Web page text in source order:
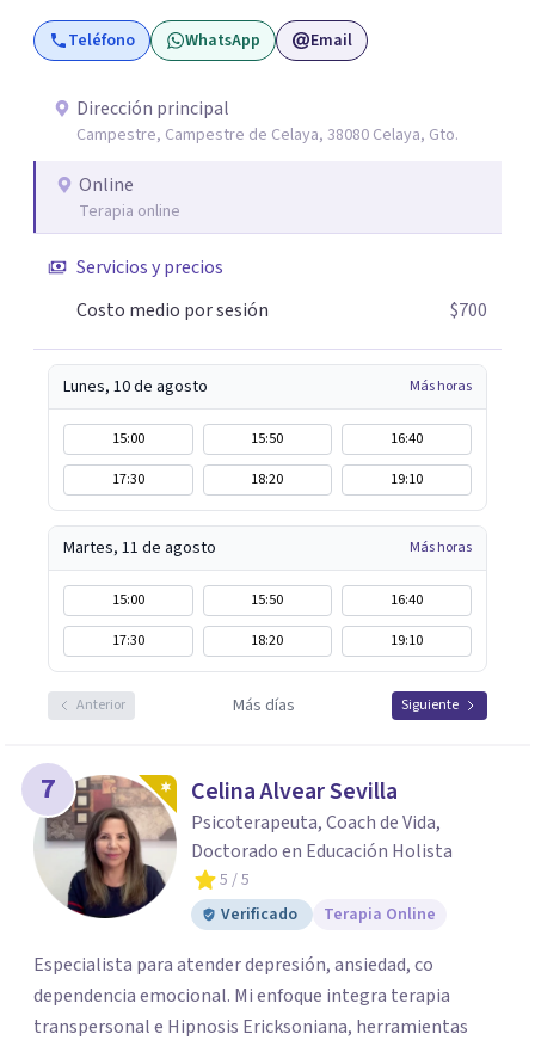
formación y actualización para brindar el
acompañamiento más efectivo a cada persona. Ofrezco
alimentación consciente, adaptado a las necesidades de
cada paciente y su familia. Atiendo de forma online.
Puedes reservar tu primera sesión directamente desde mi
perfil.
Teléfono WhatsApp Email
Dirección principal
Campestre, Campestre de Celaya, 38080 Celaya, Gto.
Online
Terapia online
Servicios y precios
Costo medio por sesión
$700
Lunes, 10 de agosto Más horas
15:00 15:50
16:40
17:30
18:20 19:10
Martes, 11 de agosto Más horas
15:00 15:50
16:40
17:30
18:20 19:10
Anterior Más días Siguiente
7 Celina Alvear Sevilla
Psicoterapeuta, Coach de Vida,
Doctorado en Educación Holista
5 / 5
Verificado
Terapia Online
Especialista para atender depresión, ansiedad, co
dependencia emocional. Mi enfoque integra terapia
transpersonal e Hipnosis Ericksoniana, herramientas